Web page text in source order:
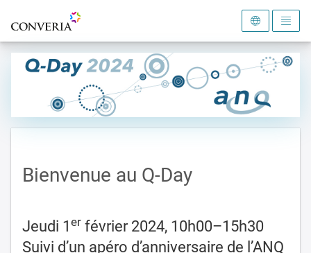
Vers la page d'accueil
Bienvenue au Q-Day
Jeudi 1 er février 2024, 10h00–15h30
Suivi d’un apéro d’anniversaire de l’ANQ